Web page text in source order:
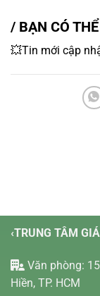
/ BẠN CÓ
💥Tin mới cập
‹TRUNG TÂM
Văn phòng:
Hiền, TP. HCM